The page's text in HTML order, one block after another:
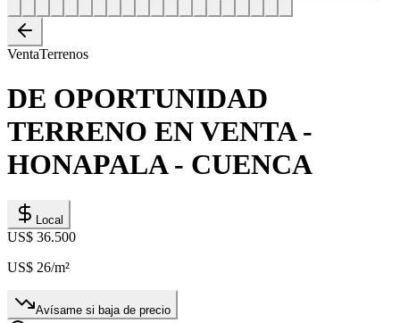
VentaTerrenos
DE OPORTUNIDAD
TERRENO EN VENTA -
HONAPALA - CUENCA
Local
US$ 36.500
US$ 26/m²
Avísame si baja de precio